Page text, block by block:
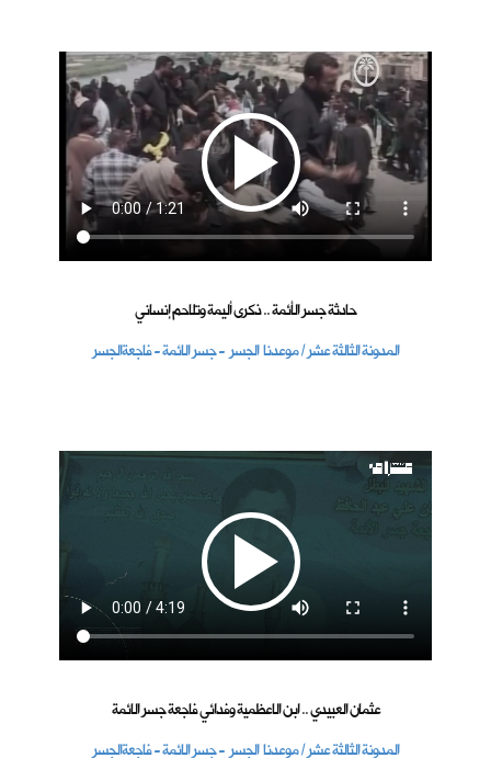
حادثة جسر الأئمة .. ذكرى أليمة وتلاحم إنساني
المدونة الثالثة عشر / موعدنا الجسر - جسر الائمة - فاجعةالجسر
عثمان العبيدي .. ابن الاعظمية وفدائي فاجعة جسر الائمة
المدونة الثالثة عشر / موعدنا الجسر - جسر الائمة - فاجعةالجسر